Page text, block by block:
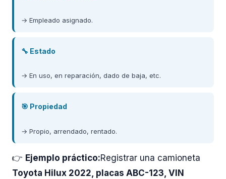
→ Empleado asignado.
🔧 Estado
→ En uso, en reparación, dado de baja, etc.
🎯 Propiedad
→ Propio, arrendado, rentado.
👉 Ejemplo práctico:Registrar una camioneta
Toyota Hilux 2022, placas ABC-123, VIN